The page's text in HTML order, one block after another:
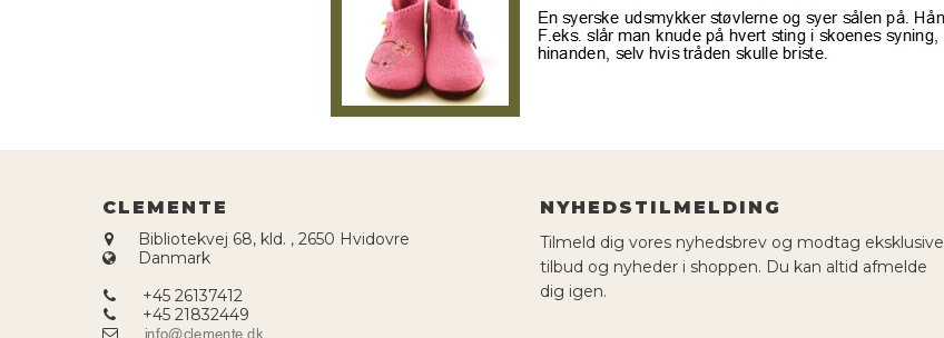
CLEMENTE
Bibliotekvej 68, kld. , 2650 Hvidovre
Danmark
+45 26137412
+45 21832449
NYHEDSTILMELDING
Tilmeld dig vores nyhedsbrev og modtag eksklusive
tilbud og nyheder i shoppen. Du kan altid afmelde
dig igen.